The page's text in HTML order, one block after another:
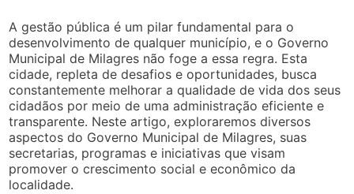
A gestão pública é um pilar fundamental para o
desenvolvimento de qualquer município, e o Governo
Municipal de Milagres não foge a essa regra. Esta
cidade, repleta de desafios e oportunidades, busca
constantemente melhorar a qualidade de vida dos seus
cidadãos por meio de uma administração eficiente e
transparente. Neste artigo, exploraremos diversos
aspectos do Governo Municipal de Milagres, suas
secretarias, programas e iniciativas que visam
promover o crescimento social e econômico da
localidade.